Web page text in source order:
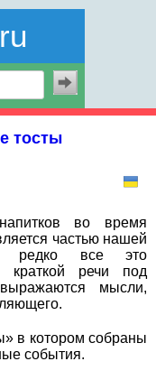
тосты
во время
частью нашей
редко все это
краткой речи под
мысли,
в котором собраны
события.